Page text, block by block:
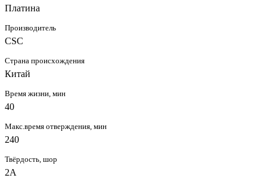
Платина
Производитель
CSC
Страна происхождения
Китай
Время жизни, мин
40
Макс.время отверждения, мин
240
Твёрдость, шор
2А